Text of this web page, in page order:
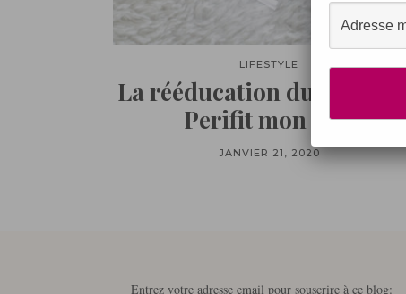
LIFESTYLE
La rééducation du périnée –
Perifit mon avis
JANVIER 21, 2020
Entrez votre adresse email pour souscrire à ce blog: